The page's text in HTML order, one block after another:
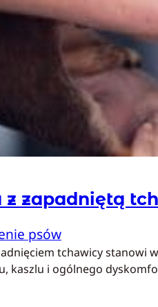
z zapadniętą
psów
tchawicy stanowi
kaszlu i ogólnego